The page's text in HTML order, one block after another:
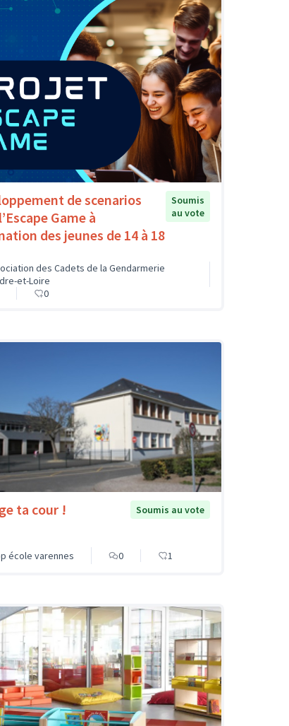
de scenarios
Game à
des jeunes de 14 à 18
Soumis
au vote
des Cadets de la Gendarmerie
et-Loire
0
ta cour ! Soumis au vote
école varennes 0 1